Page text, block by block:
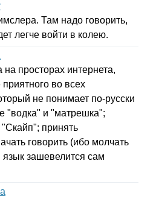
Там надо говорить,
легче войти в колею.
на просторах интернета,
во всех
не понимает по-русски
"водка" и "матрешка";
"Скайп"; принять
говорить (ибо молчать
язык зашевелится сам